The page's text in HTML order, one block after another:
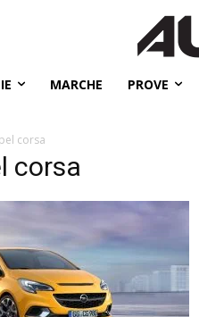
MARCHE PROVE
corsa
corsa